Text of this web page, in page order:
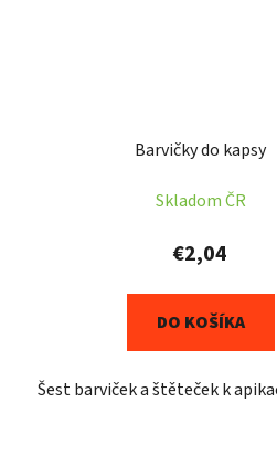
Barvičky do kapsy
Skladom ČR
€2,04
DO KOŠÍKA
Šest barviček a štěteček k